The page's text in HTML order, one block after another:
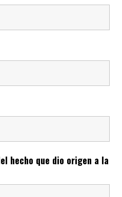
hecho que dio origen a la